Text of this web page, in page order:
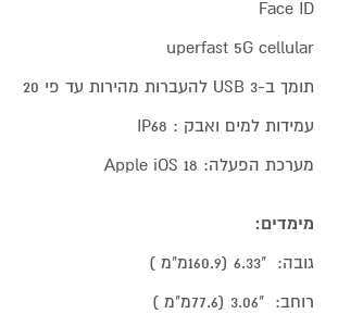
Face ID
uperfast 5G cellular
תומך ב-USB 3 להעברות מהירות עד פי 20
עמידות למים ואבק : IP68
מערכת הפעלה: Apple iOS 18
מימדים:
גובה: "6.33 (160.9מ"מ )
רוחב: "3.06 (77.6מ"מ )